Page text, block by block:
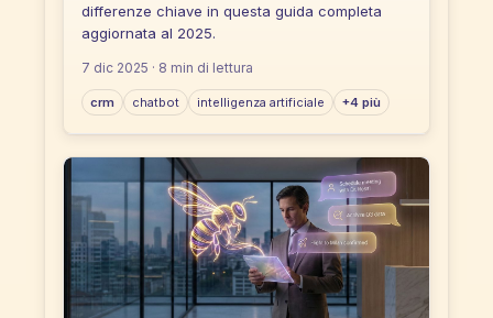
differenze chiave in questa guida completa
aggiornata al 2025.
7 dic 2025 · 8 min di lettura
crm chatbot intelligenza artificiale +4 più